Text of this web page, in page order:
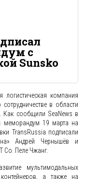
с
Sunsko
компания
в области
Как сообщили SeaNews в
меморандум 19 марта на
TransRussia подписали
Андрей Чернышёв и
Co. Пеле Чжанг.
мультимодальных
а также на